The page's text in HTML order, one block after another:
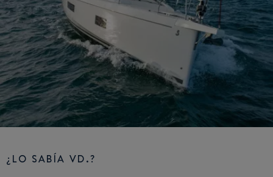
¿LO SABÍA VD.?